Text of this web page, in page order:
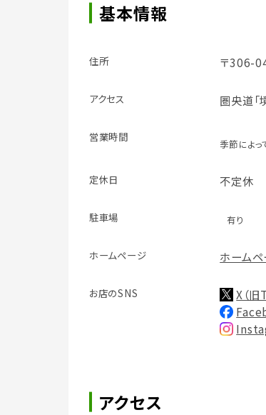
基本情報
住所 〒306-
アクセス 圏央道「
営業時間
季節によっ
定休日 不定休
駐車場 有り
ホームページ ホームペ
お店のSNS
X（
アクセス